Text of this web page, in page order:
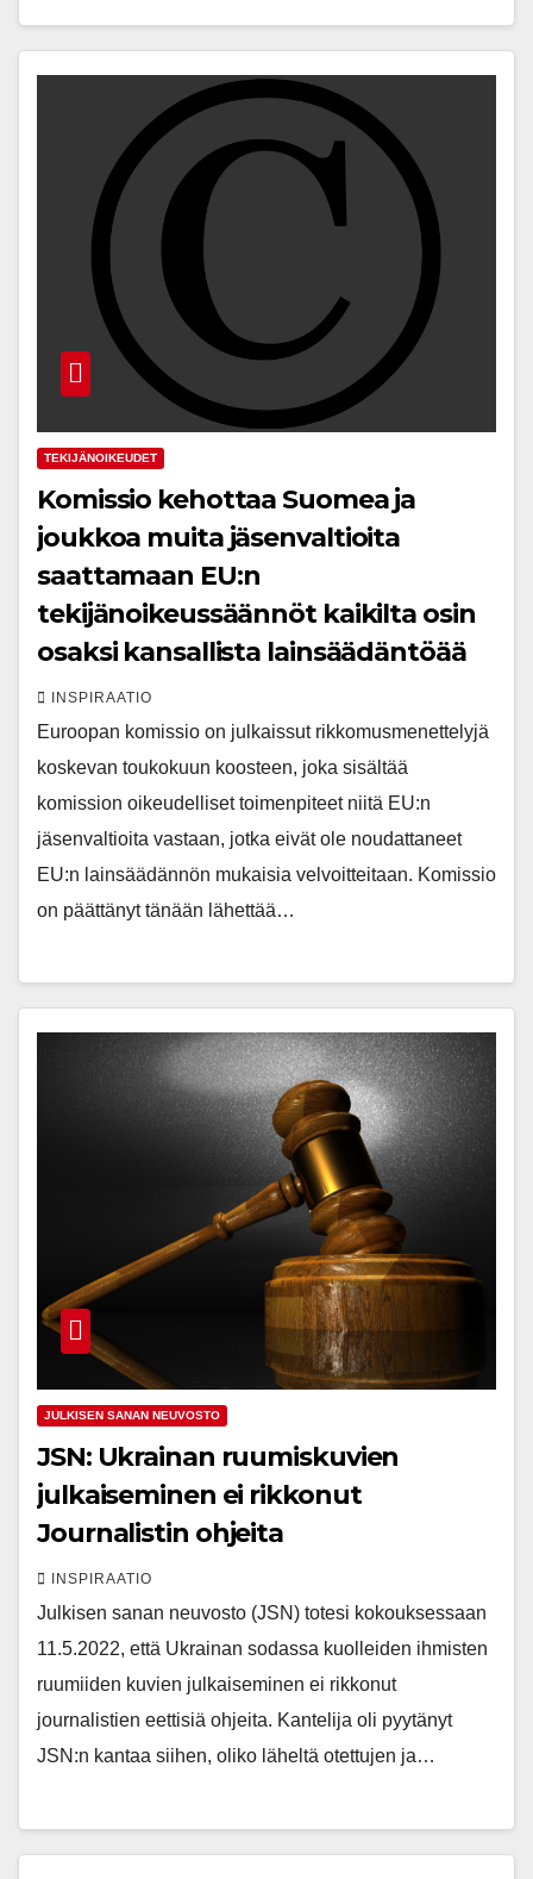
TEKIJÄNOIKEUDET
Komissio kehottaa Suomea ja
joukkoa muita jäsenvaltioita
saattamaan EU:n
tekijänoikeussäännöt kaikilta osin
osaksi kansallista lainsäädäntöää
INSPIRAATIO
Euroopan komissio on julkaissut rikkomusmenettelyjä
koskevan toukokuun koosteen, joka sisältää
komission oikeudelliset toimenpiteet niitä EU:n
jäsenvaltioita vastaan, jotka eivät ole noudattaneet
EU:n lainsäädännön mukaisia velvoitteitaan. Komissio
on päättänyt tänään lähettää…
JULKISEN SANAN NEUVOSTO
JSN: Ukrainan ruumiskuvien
julkaiseminen ei rikkonut
Journalistin ohjeita
INSPIRAATIO
Julkisen sanan neuvosto (JSN) totesi kokouksessaan
11.5.2022, että Ukrainan sodassa kuolleiden ihmisten
ruumiiden kuvien julkaiseminen ei rikkonut
journalistien eettisiä ohjeita. Kantelija oli pyytänyt
JSN:n kantaa siihen, oliko läheltä otettujen ja…